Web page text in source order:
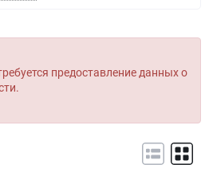
предоставление данных о